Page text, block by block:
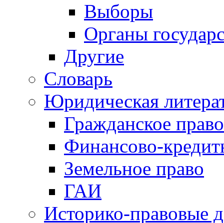
Выборы
Органы
Другие
Словарь
Юридическая
Гражданское право
Финансово-
Земельное право
ГАИ
Историко-правовые